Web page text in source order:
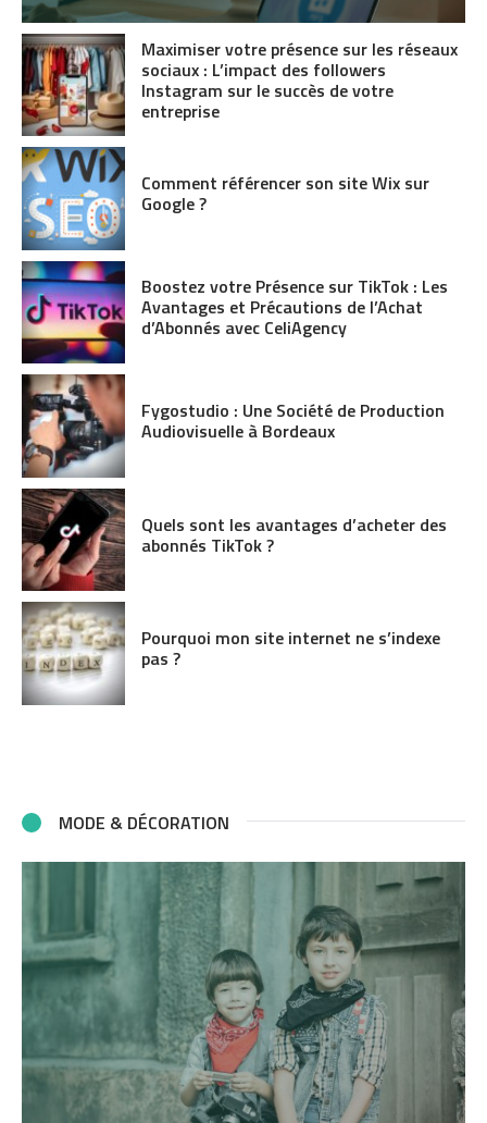
Maximiser votre présence sur les réseaux
sociaux : L’impact des followers
Instagram sur le succès de votre
entreprise
Comment référencer son site Wix sur
Google ?
Boostez votre Présence sur TikTok : Les
Avantages et Précautions de l’Achat
d’Abonnés avec CeliAgency
Fygostudio : Une Société de Production
Audiovisuelle à Bordeaux
Quels sont les avantages d’acheter des
abonnés TikTok ?
Pourquoi mon site internet ne s’indexe
pas ?
MODE & DÉCORATION